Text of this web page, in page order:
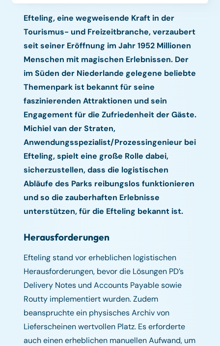
Efteling, eine wegweisende Kraft in der
Tourismus- und Freizeitbranche, verzaubert
seit seiner Eröffnung im Jahr 1952 Millionen
Menschen mit magischen Erlebnissen. Der
im Süden der Niederlande gelegene beliebte
Themenpark ist bekannt für seine
faszinierenden Attraktionen und sein
Engagement für die Zufriedenheit der Gäste.
Michiel van der Straten,
Anwendungsspezialist/Prozessingenieur bei
Efteling, spielt eine große Rolle dabei,
sicherzustellen, dass die logistischen
Abläufe des Parks reibungslos funktionieren
und so die zauberhaften Erlebnisse
unterstützen, für die Efteling bekannt ist.
Herausforderungen
Efteling stand vor erheblichen logistischen
Herausforderungen, bevor die Lösungen PD’s
Delivery Notes und Accounts Payable sowie
Routty implementiert wurden. Zudem
beanspruchte ein physisches Archiv von
Lieferscheinen wertvollen Platz. Es erforderte
auch einen erheblichen manuellen Aufwand, um